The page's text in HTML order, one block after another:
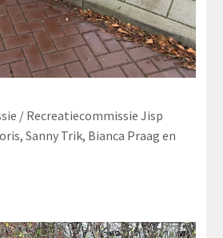
/ Recreatiecommissie Jisp
Sanny Trik, Bianca Praag en